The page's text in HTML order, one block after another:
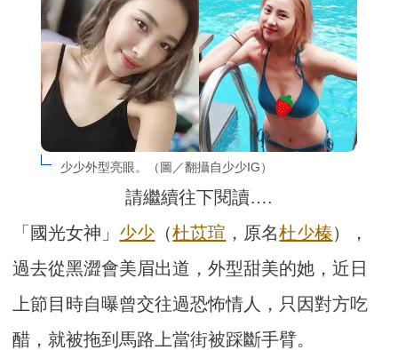
少少外型亮眼。（圖／翻攝自少少IG）
請繼續往下閱讀….
「國光女神」 少少 （杜苡瑄 ，原名杜少榛），
過去從黑澀會美眉出道，外型甜美的她，近日
上節目時自曝曾交往過恐怖情人，只因對方吃
醋，就被拖到馬路上當街被踩斷手臂。